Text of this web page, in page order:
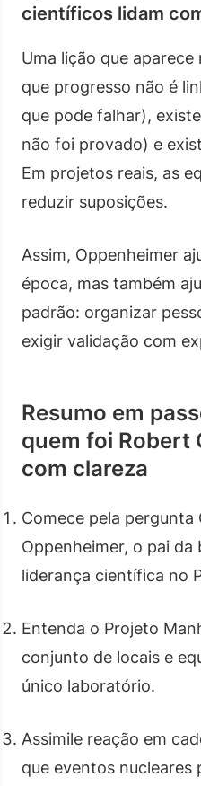
científicos lidam
Uma lição que
que progresso não é
que pode falhar),
não foi provado) e
Em projetos reais, as
reduzir suposições.
Assim, Oppenheimer
época, mas também
padrão: organizar
exigir validação com
Resumo em
quem foi Robert
com clareza
Comece pela pergunta
Oppenheimer, o pai
liderança científica no
Entenda o Projeto
conjunto de locais e
único laboratório.
Assimile reação em
que eventos nucleares